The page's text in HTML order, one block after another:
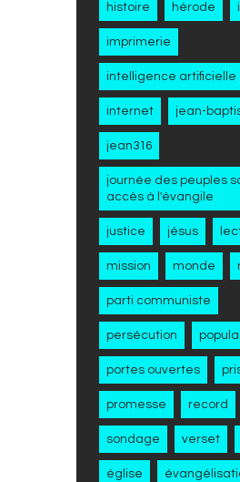
histoire hérode
imprimerie
intelligence artificielle
internet jean-
jean316
journée des peuples
accès à l'évangile
justice jésus
mission monde
parti communiste
persécution
portes ouvertes
promesse record
sondage verset
église